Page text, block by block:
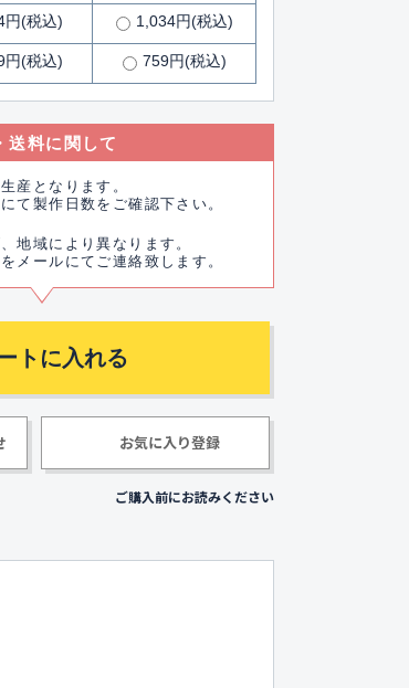
円(税込) 1,034円(税込)
円(税込) 759円(税込)
送料に関して
産となります。
て製作日数をご確認下さい。
地域により異なります。
メールにてご連絡致します。
お気に入り登録
ご購入前にお読みください